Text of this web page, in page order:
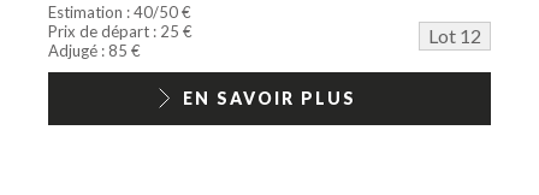
Estimation : 40/50 €
Prix de départ : 25 €
Lot 12
Adjugé : 85 €
EN SAVOIR PLUS